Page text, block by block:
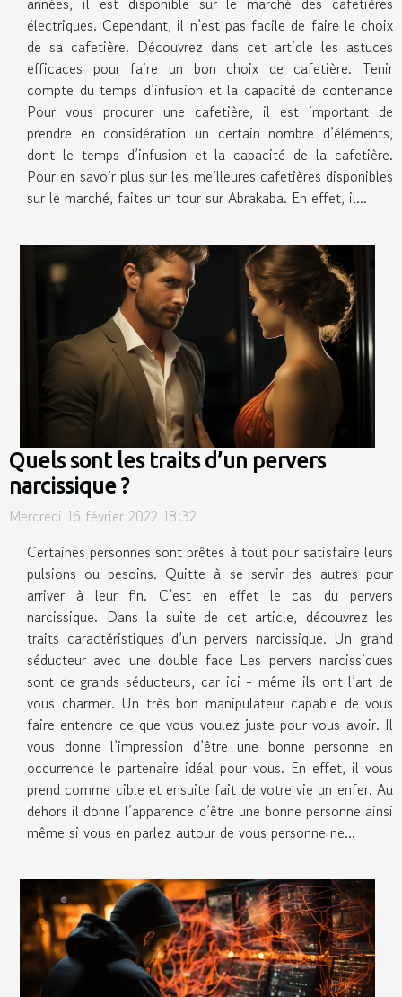
électriques. Cependant, il n’est pas facile de faire le choix
de sa cafetière. Découvrez dans cet article les astuces
efficaces pour faire un bon choix de cafetière. Tenir
compte du temps d’infusion et la capacité de contenance
Pour vous procurer une cafetière, il est important de
prendre en considération un certain nombre d’éléments,
dont le temps d’infusion et la capacité de la cafetière.
Pour en savoir plus sur les meilleures cafetières disponibles
sur le marché, faites un tour sur Abrakaba. En effet, il...
Quels sont les traits d’un pervers
narcissique ?
Mercredi 16 février 2022 18:32
Certaines personnes sont prêtes à tout pour satisfaire leurs
pulsions ou besoins. Quitte à se servir des autres pour
arriver à leur fin. C’est en effet le cas du pervers
narcissique. Dans la suite de cet article, découvrez les
traits caractéristiques d’un pervers narcissique. Un grand
séducteur avec une double face Les pervers narcissiques
sont de grands séducteurs, car ici - même ils ont l’art de
vous charmer. Un très bon manipulateur capable de vous
faire entendre ce que vous voulez juste pour vous avoir. Il
vous donne l’impression d’être une bonne personne en
occurrence le partenaire idéal pour vous. En effet, il vous
prend comme cible et ensuite fait de votre vie un enfer. Au
dehors il donne l’apparence d’être une bonne personne ainsi
même si vous en parlez autour de vous personne ne...